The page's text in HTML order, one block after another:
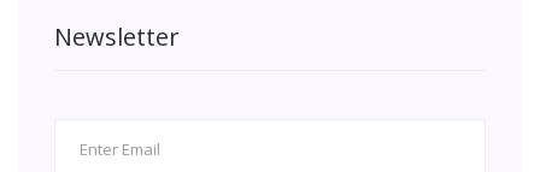
Newsletter